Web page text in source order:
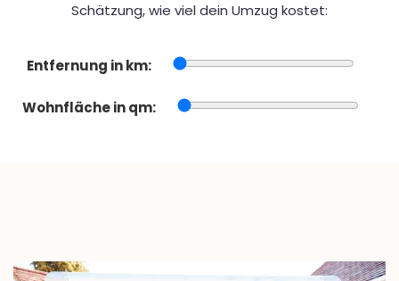
Schätzung, wie viel dein Umzug kostet:
Entfernung in km:
Wohnfläche in qm: